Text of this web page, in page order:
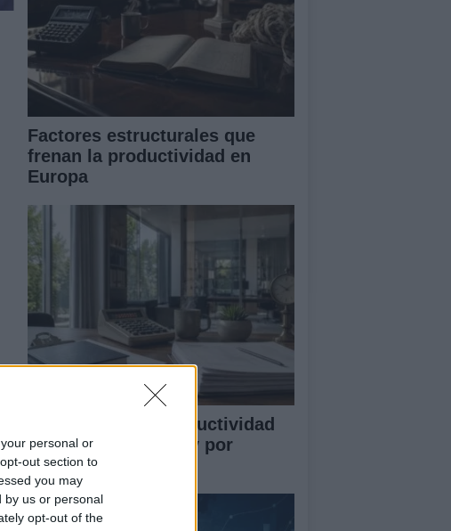
personal or
out section to
you may
by us or personal
opt-out of the
Factores estructurales que
frenan la productividad en
Europa
Cómo medir la productividad
por hora trabajada y por
trabajador